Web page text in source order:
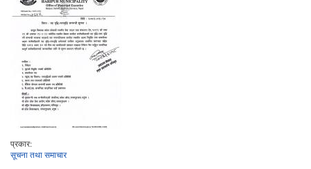
प्रकार:
सूचना तथा समाचार